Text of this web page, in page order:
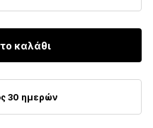
καλάθι
30 ημερών